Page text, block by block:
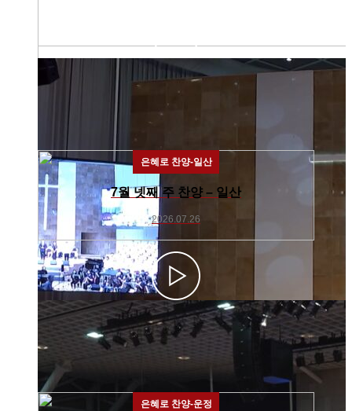
은혜로 찬양-일산
7월 넷째 주 찬양 – 일산
2026.07.26
은혜로 찬양-운정